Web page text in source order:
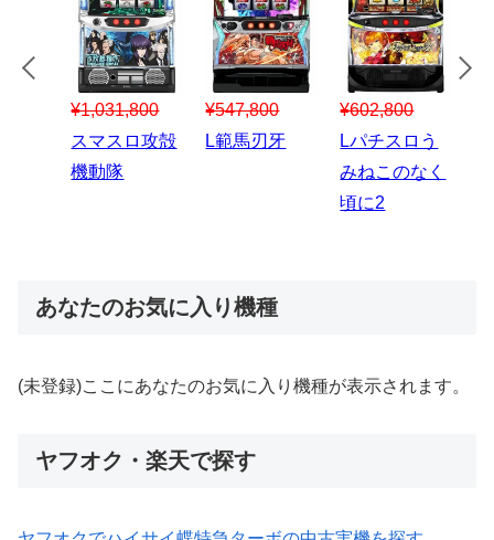
¥547,800
スマスロハナ
ビ
¥150,000
スマスロ秘宝
¥1,867,800
Lパチスロ 炎
炎ノ消防隊2
あなたのお気に入り機種
(未登録)ここにあなたのお気に入り機種が表示されます。
ヤフオク・楽天で探す